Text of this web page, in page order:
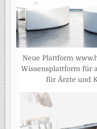
Neue Plattform
Wissensplattform für
für Ärzte und